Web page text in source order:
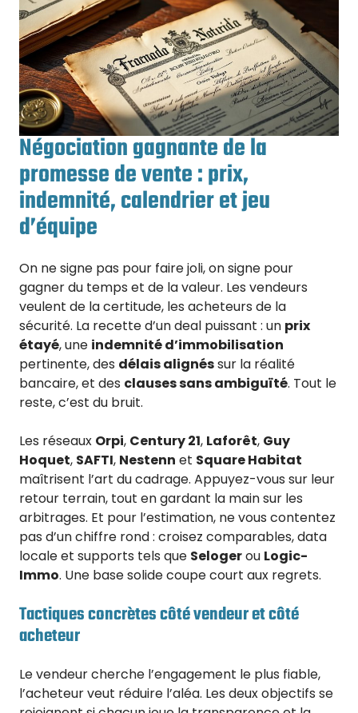
Négociation gagnante de la
promesse de vente : prix,
indemnité, calendrier et jeu
d’équipe
On ne signe pas pour faire joli, on signe pour
gagner du temps et de la valeur. Les vendeurs
veulent de la certitude, les acheteurs de la
sécurité. La recette d’un deal puissant : un prix
étayé, une indemnité d’immobilisation
pertinente, des délais alignéssur la réalité
bancaire, et des clauses sans ambiguïté. Tout le
reste, c’est du bruit.
Les réseaux Orpi, Century 21, Laforêt, Guy
Hoquet, SAFTI, Nestenn et Square Habitat
maîtrisent l’art du cadrage. Appuyez-vous sur leur
retour terrain, tout en gardant la main sur les
arbitrages. Et pour l’estimation, ne vous contentez
pas d’un chiffre rond : croisez comparables, data
locale et supports tels que Selogerou Logic-
Immo. Une base solide coupe court aux regrets.
Tactiques concrètes côté vendeur et côté
acheteur
Le vendeur cherche l’engagement le plus fiable,
l’acheteur veut réduire l’aléa. Les deux objectifs se